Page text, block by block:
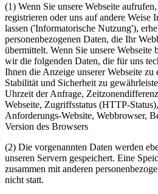
(1) Wenn Sie unsere Webseite
registrieren oder uns auf andere Weise
lassen ('Informatorische Nutzung'),
personenbezogenen Daten, die Ihr
übermittelt. Wenn Sie unsere Webseite
wir die folgenden Daten, die für uns
Ihnen die Anzeige unserer Webseite
Stabilität und Sicherheit zu
Uhrzeit der Anfrage,
Webseite, Zugriffsstatus (HTTP-
Anforderungs-Website, Webbrowser,
Version des Browsers
(2) Die vorgenannten Daten werden
unseren Servern gespeichert. Eine
zusammen mit anderen
nicht statt.